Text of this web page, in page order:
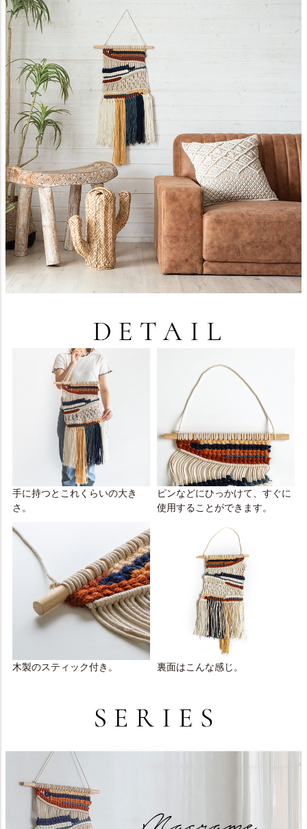
手に持つとこれくらいの大き
さ。
ピンなどにひっかけて、すぐに
使用することができます。
木製のスティック付き。 裏面はこんな感じ。